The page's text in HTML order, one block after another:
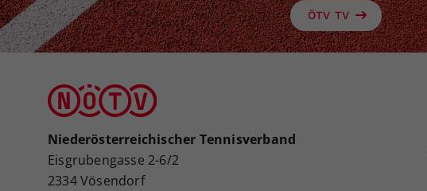
ÖTV TV
Niederösterreichischer Tennisverband
Eisgrubengasse 2-6/2
2334 Vösendorf